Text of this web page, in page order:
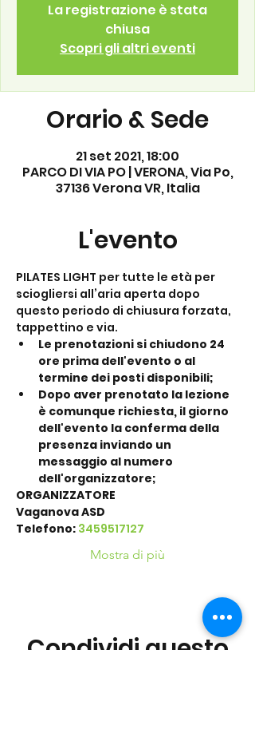
La registrazione è stata
chiusa
Scopri gli altri eventi
Orario & Sede
21 set 2021, 18:00
PARCO DI VIA PO | VERONA, Via Po,
37136 Verona VR, Italia
L'evento
PILATES LIGHT per tutte le età per
sciogliersi all’aria aperta dopo
questo periodo di chiusura forzata,
tappettino e via.
Le prenotazioni si chiudono 24
ore prima dell'evento o al
termine dei posti disponibili;
Dopo aver prenotato la lezione
è comunque richiesta, il giorno
dell'evento la conferma della
presenza inviando un
messaggio al numero
dell'organizzatore;
ORGANIZZATORE
Vaganova ASD
Telefono: 3459517127
Mostra di più
Condividi questo